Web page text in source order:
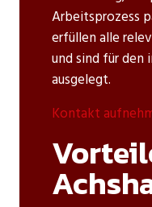
Arbeitsprozess
erfüllen alle
und sind für den
ausgelegt.
Kontakt